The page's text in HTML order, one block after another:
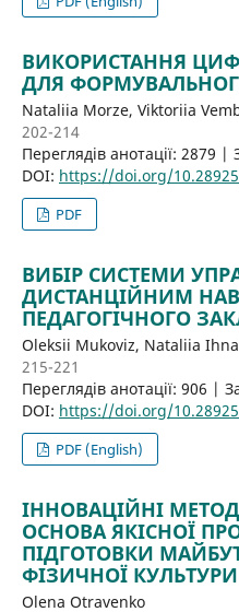
ВИКОРИСТАННЯ
ДЛЯ
Nataliia Morze, Viktoriia
202-214
Переглядів анотації: 2879
DOI: https://doi.org/
PDF
ВИБІР СИСТЕМИ
ДИСТАНЦІЙНИМ
ПЕДАГОГІЧНОГО
Oleksii Mukoviz, Nataliia
215-221
Переглядів анотації: 906 |
DOI: https://doi.org/
PDF (English)
ІННОВАЦІЙНІ
ОСНОВА ЯКІСНОЇ
ПІДГОТОВКИ
ФІЗИЧНОЇ КУЛЬТУРИ
Olena Otravenko